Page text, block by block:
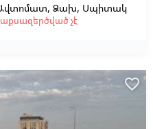
Ավտոմատ, Ձախ, Սպիտակ
չէ
favorite_border